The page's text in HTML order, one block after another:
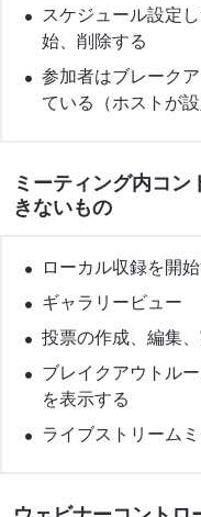
スケジュール設定
始、削除する
参加者はブレーク
ている（ホストが
ミーティング内コ
きないもの
ローカル収録を開
ギャラリービュー
投票の作成、編集
ブレイクアウトル
を表示する
ライブストリーム